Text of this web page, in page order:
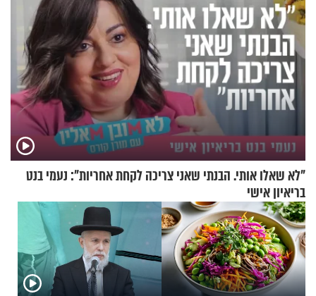
"לא שאלו אותי. הבנתי שאני צריכה לקחת אחריות": נעמי בנט
בריאיון אישי